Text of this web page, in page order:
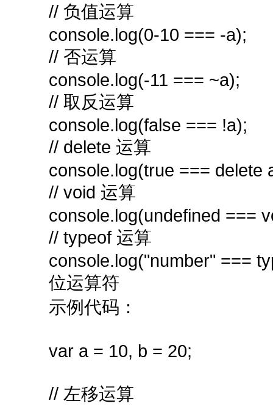
// 负值运算
console.log(0-10 === -a);
// 否运算
console.log(-11 === ~a);
// 取反运算
console.log(false === !a);
// delete 运算
console.log(true === delete
// void 运算
console.log(undefined ===
// typeof 运算
console.log("number" ===
位运算符
示例代码：
var a = 10, b = 20;
// 左移运算